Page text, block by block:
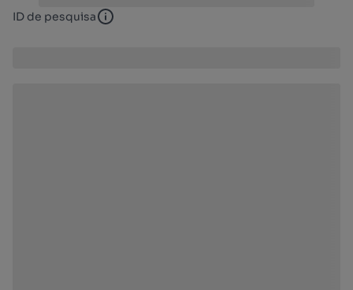
ID de pesquisa ID de pesquisa